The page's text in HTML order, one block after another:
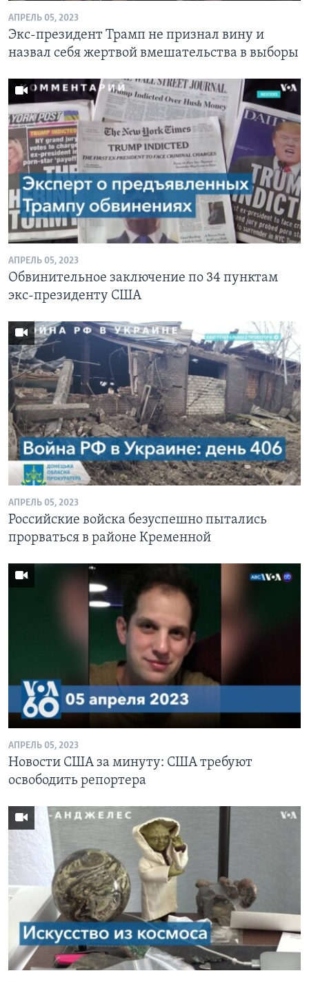
АПРЕЛЬ 05, 2023
Экс-президент Трамп не признал вину и
назвал себя жертвой вмешательства в выборы
АПРЕЛЬ 05, 2023
Обвинительное заключение по 34 пунктам
экс-президенту США
АПРЕЛЬ 05, 2023
Российские войска безуспешно пытались
прорваться в районе Кременной
АПРЕЛЬ 05, 2023
Новости США за минуту: США требуют
освободить репортера